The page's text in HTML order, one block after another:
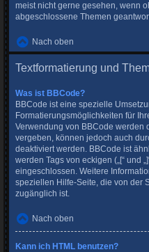
meist nicht gerne gesehen, wenn
abgeschlossene Themen
Nach oben
Textformatierung und
Was ist BBCode?
BBCode ist eine spezielle
Formatierungsmöglichkeiten für
Verwendung von BBCode werden
vergeben, können jedoch auch
deaktiviert werden. BBCode ist
werden Tags von eckigen („[“ und
eingeschlossen. Weitere
speziellen Hilfe-Seite, die von der
zugänglich ist.
Nach oben
Kann ich HTML benutzen?